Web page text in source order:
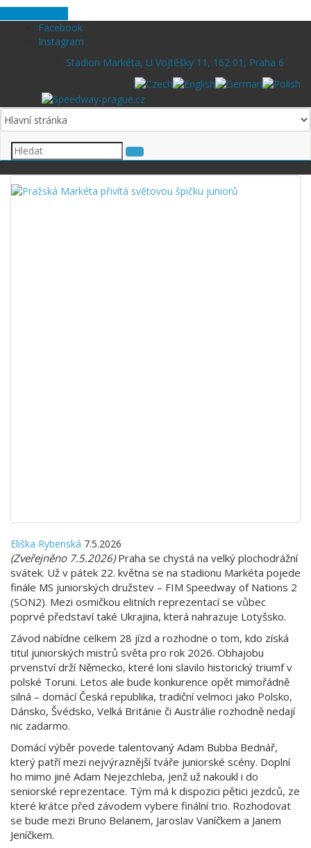
Facebook
Instagram
Stadion Markéta, U Vojtěšky 11, 162 01, Praha 6
Eliška Rybenská 7.5.2026
(Zveřejněno 7.5.2026)Praha se chystá na velký plochodrážní
svátek. Už v pátek 22. května se na stadionu Markéta pojede
finále MS juniorských družstev – FIM Speedway of Nations 2
(SON2). Mezi osmičkou elitních reprezentací se vůbec
poprvé představí také Ukrajina, která nahrazuje Lotyšsko.
Závod nabídne celkem 28 jízd a rozhodne o tom, kdo získá
titul juniorských mistrů světa pro rok 2026. Obhajobu
prvenství drží Německo, které loni slavilo historický triumf v
polské Toruni. Letos ale bude konkurence opět mimořádně
silná – domácí Česká republika, tradiční velmoci jako Polsko,
Dánsko, Švédsko, Velká Británie či Austrálie rozhodně nedají
nic zadarmo.
Domácí výběr povede talentovaný Adam Bubba Bednář,
který patří mezi nejvýraznější tváře juniorské scény. Doplní
ho mimo jiné Adam Nejezchleba, jenž už nakoukl i do
seniorské reprezentace. Tým má k dispozici pětici jezdců, ze
které krátce před závodem vybere finální trio. Rozhodovat
se bude mezi Bruno Belanem, Jaroslav Vaníčkem a Janem
Jeníčkem.